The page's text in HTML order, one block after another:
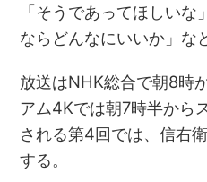
「そうであってほしい
ならどんなにいいか」な
放送はNHK総合で朝8時
アム4Kでは朝7時半から
される第4回では、信右
する。